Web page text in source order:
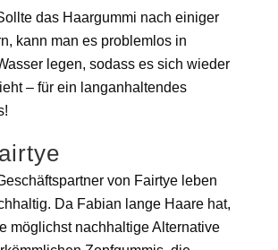
das Haargummi nach einiger
kann man es problemlos in
legen, sodass es sich wieder
– für ein langanhaltendes
von Fairtye leben
Da Fabian lange Haare hat,
möglichst nachhaltige Alternative